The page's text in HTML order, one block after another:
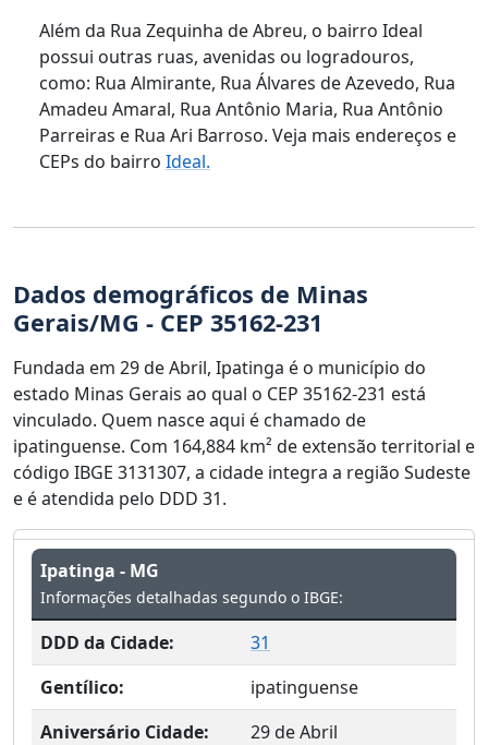
Além da Rua Zequinha de Abreu, o bairro Ideal
possui outras ruas, avenidas ou logradouros,
como: Rua Almirante, Rua Álvares de Azevedo, Rua
Amadeu Amaral, Rua Antônio Maria, Rua Antônio
Parreiras e Rua Ari Barroso. Veja mais endereços e
CEPs do bairro Ideal.
Dados demográficos de Minas
Gerais/MG - CEP 35162-231
Fundada em 29 de Abril, Ipatinga é o município do
estado Minas Gerais ao qual o CEP 35162-231 está
vinculado. Quem nasce aqui é chamado de
ipatinguense. Com 164,884 km² de extensão territorial e
código IBGE 3131307, a cidade integra a região Sudeste
e é atendida pelo DDD 31.
Ipatinga - MG
Informações detalhadas segundo o IBGE:
DDD da Cidade:
31
Gentílico:
ipatinguense
Aniversário Cidade:
29 de Abril